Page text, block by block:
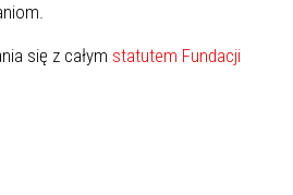
się z całym statutem Fundacji